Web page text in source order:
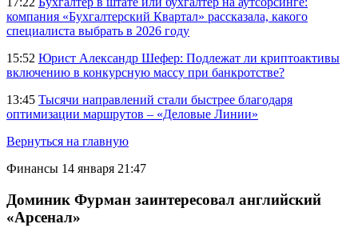
компания «Бухгалтерский Квартал» рассказала, какого
специалиста выбрать в 2026 году
15:52 Юрист Александр Шефер: Подлежат ли криптоактивы
включению в конкурсную массу при банкротстве?
13:45 Тысячи направлений стали быстрее благодаря
оптимизации маршрутов – «Деловые Линии»
Вернуться на главную
Финансы 14 января 21:47
Доминик Фурман заинтересовал английский
«Арсенал»